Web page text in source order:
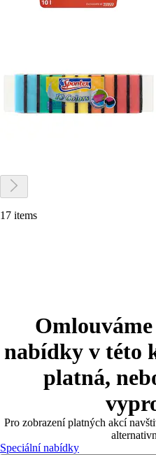
17 items
nabídky v této
platná,
Pro zobrazení platných akcí
Speciální nabídky